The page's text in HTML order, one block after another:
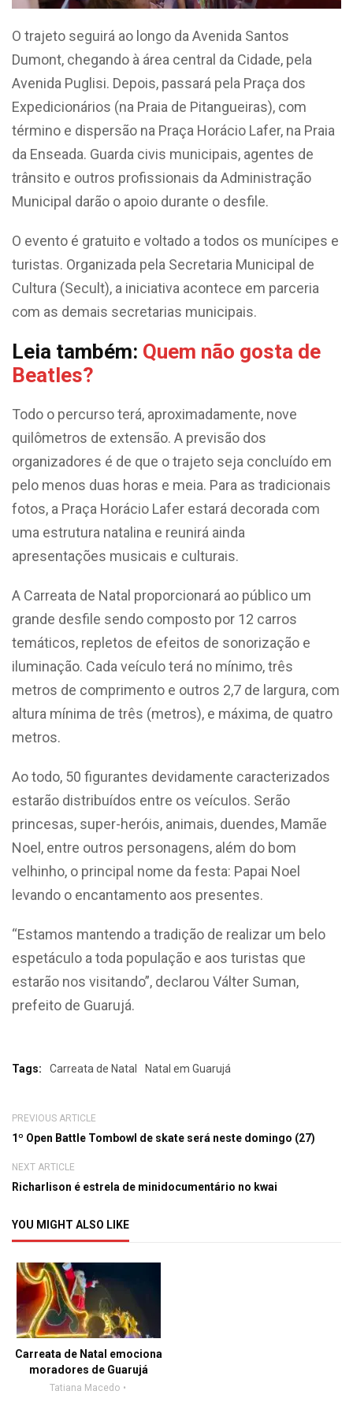
O trajeto seguirá ao longo da Avenida Santos
Dumont, chegando à área central da Cidade, pela
Avenida Puglisi. Depois, passará pela Praça dos
Expedicionários (na Praia de Pitangueiras), com
término e dispersão na Praça Horácio Lafer, na Praia
da Enseada. Guarda civis municipais, agentes de
trânsito e outros profissionais da Administração
Municipal darão o apoio durante o desfile.
O evento é gratuito e voltado a todos os munícipes e
turistas. Organizada pela Secretaria Municipal de
Cultura (Secult), a iniciativa acontece em parceria
com as demais secretarias municipais.
Leia também: Quem não gosta de
Beatles?
Todo o percurso terá, aproximadamente, nove
quilômetros de extensão. A previsão dos
organizadores é de que o trajeto seja concluído em
pelo menos duas horas e meia. Para as tradicionais
fotos, a Praça Horácio Lafer estará decorada com
uma estrutura natalina e reunirá ainda
apresentações musicais e culturais.
A Carreata de Natal proporcionará ao público um
grande desfile sendo composto por 12 carros
temáticos, repletos de efeitos de sonorização e
iluminação. Cada veículo terá no mínimo, três
metros de comprimento e outros 2,7 de largura, com
altura mínima de três (metros), e máxima, de quatro
metros.
Ao todo, 50 figurantes devidamente caracterizados
estarão distribuídos entre os veículos. Serão
princesas, super-heróis, animais, duendes, Mamãe
Noel, entre outros personagens, além do bom
velhinho, o principal nome da festa: Papai Noel
levando o encantamento aos presentes.
“Estamos mantendo a tradição de realizar um belo
espetáculo a toda população e aos turistas que
estarão nos visitando”, declarou Válter Suman,
prefeito de Guarujá.
Tags: Carreata de Natal Natal em Guarujá
PREVIOUS ARTICLE
1º Open Battle Tombowl de skate será neste domingo (27)
NEXT ARTICLE
Richarlison é estrela de minidocumentário no kwai
YOU MIGHT ALSO LIKE
Carreata de Natal emociona
moradores de Guarujá
Tatiana Macedo